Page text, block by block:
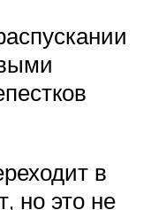
в
но это не